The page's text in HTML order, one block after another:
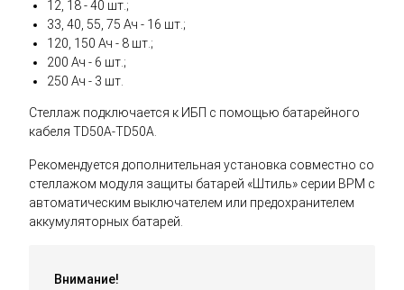
12, 18 - 40 шт.;
33, 40, 55, 75 Ач - 16 шт.;
120, 150 Ач - 8 шт.;
200 Ач - 6 шт.;
250 Ач - 3 шт.
Стеллаж подключается к ИБП с помощью батарейного
кабеля TD50A-TD50A.
Рекомендуется дополнительная установка совместно со
стеллажом модуля защиты батарей «Штиль» серии BPM с
автоматическим выключателем или предохранителем
аккумуляторных батарей.
Внимание!